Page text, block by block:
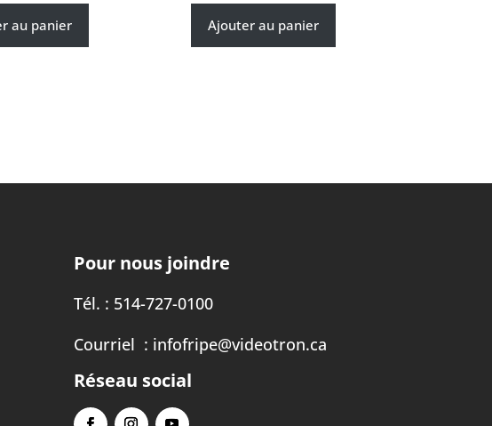
au panier Ajouter au panier
Pour nous joindre
Tél. : 514-727-0100
Courriel : infofripe@videotron.ca
Réseau social